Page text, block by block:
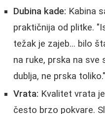
Dubina kade: Kabina
praktičnija od plitke.
težak je zajeb... bilo
na ruke, prska na sve
dublja, ne prska toliko."
Vrata: Kvalitet vrata
često brzo pokvare.